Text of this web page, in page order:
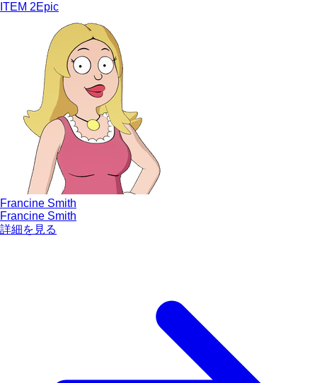
ITEM 2Epic
Francine Smith
Francine Smith
詳細を見る